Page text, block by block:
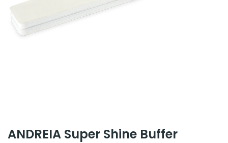
ANDREIA Super Shine Buffer